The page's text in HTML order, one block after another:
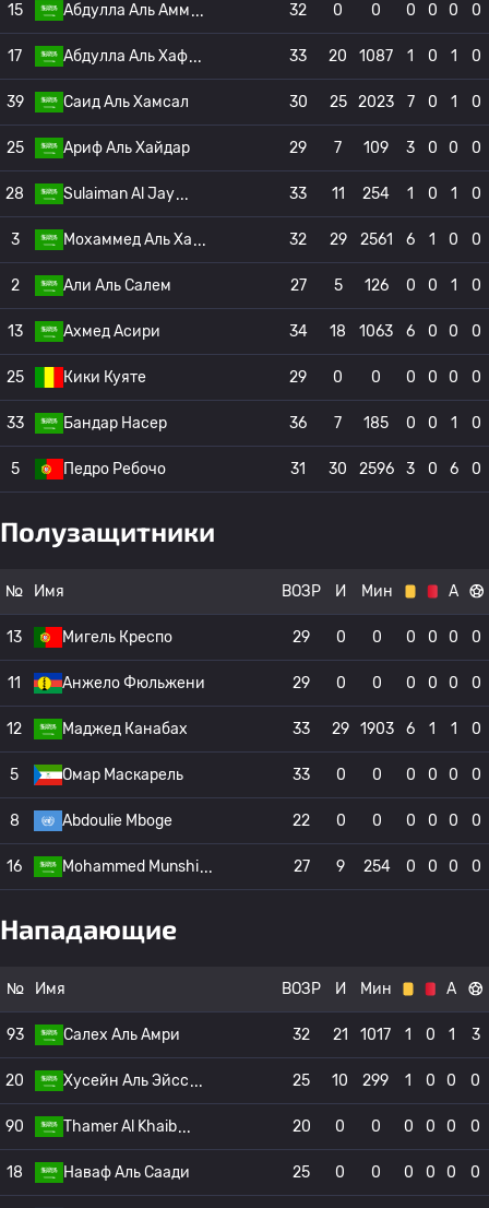
15 Абдулла Аль Амм 32 0 0 0 0 0 0
17 Абдулла Аль Хаф 33 20 1087 1 0 1 0
39 Саид Аль Хамсал 30 25 2023 7 0 1 0
25 Ариф Аль Хайдар 29 7 109 3 0 0 0
28 Sulaiman Al Jay 33 11 254 1 0 1 0
3 Мохаммед Аль Ха 32 29 2561 6 1 0 0
2 Али Аль Салем 27 5 126 0 0 1 0
13 Ахмед Асири 34 18 1063 6 0 0 0
25 Кики Куяте 29 0 0 0 0 0 0
33 Бандар Насер 36 7 185 0 0 1 0
5 Педро Ребочо 31 30 2596 3 0 6 0
Полузащитники
№ Имя ВОЗР И Мин А
13 Мигель Креспо 29 0 0 0 0 0 0
11 Анжело Фюльжени 29 0 0 0 0 0 0
12 Маджед Канабах 33 29 1903 6 1 1 0
5 Омар Маскарель 33 0 0 0 0 0 0
8 Abdoulie Mboge 22 0 0 0 0 0 0
16 Mohammed Munshi 27 9 254 0 0 0 0
Нападающие
№ Имя ВОЗР И Мин А
93 Салех Аль Амри 32 21 1017 1 0 1 3
20 Хусейн Аль Эйсс 25 10 299 1 0 0 0
90 Thamer Al Khaib 20 0 0 0 0 0 0
18 Наваф Аль Саади 25 0 0 0 0 0 0